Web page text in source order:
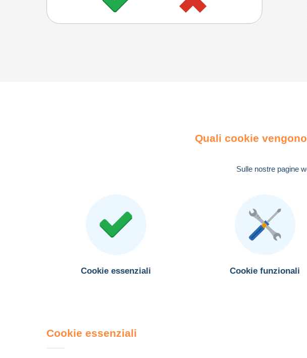
Quali cookie
Sulle nostre pagine
Cookie essenziali Cookie funzionali
Cookie essenziali